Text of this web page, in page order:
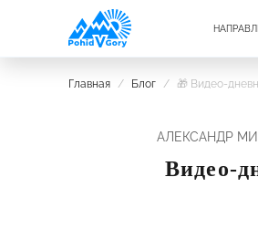
Главная / Блог / 🎁 Видео-
АЛЕКСАНДР
Видео-